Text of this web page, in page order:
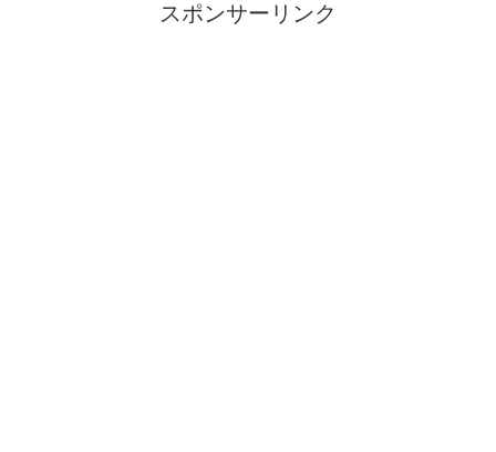
スポンサーリンク